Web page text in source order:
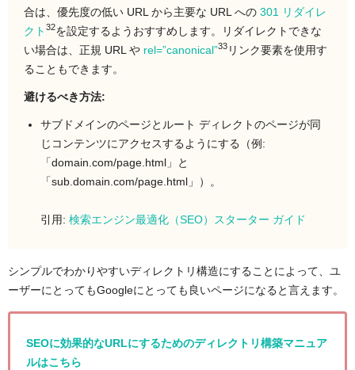
合は、優先度の低い URL から主要な URL への 301 リダイレ
クト 32を設定するようおすすめします。リダイレクトできな
い場合は、正規 URL や rel=”canonical”33リンク要素を使用す
ることもできます。
避けるべき方法:
サブドメインのページとルート ディレクトのページが同
じコンテンツにアクセスするようにする（例:
「domain.com/page.html」と
「sub.domain.com/page.html」）。
引用: 検索エンジン最適化（SEO）スターター ガイド
シンプルでわかりやすいディレクトリ構造にすることによって、ユ
ーザーにとってもGoogleにとっても良いページになると言えます。
SEOに効果的なURLにするためのディレクトリ構築マニュア
ルはこちら